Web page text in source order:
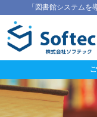
「図書館システムを